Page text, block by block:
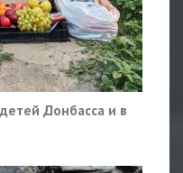
Донбасса и в